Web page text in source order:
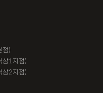
)
1지점)
2지점)